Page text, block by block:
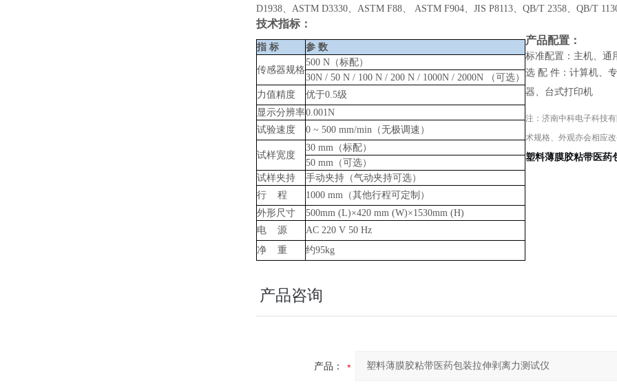
D1938、ASTM D3330、ASTM F88、 ASTM F904、JIS P8113、QB/T 2358、QB/T
技术指标：
指 标 参 数
传感器规格
500 N（标配）
30N / 50 N / 100 N / 200 N / 1000N / 2000N （可选）
力值精度
优于0.5级
显示分辨率0.001N
试验速度
0 ~ 500 mm/min（无极调速）
试样宽度
30 mm（标配）
50 mm（可选）
试样夹持
手动夹持（气动夹持可选）
行
程
1000 mm（其他行程可定制）
外形尺寸
500mm (L)×420 mm (W)×1530mm (H)
电
源
AC 220 V 50 Hz
净
重 约95kg
产品配置：
标准配置：主机、通
选 配 件：计算机、
器、台式打印机
注： 济南中科电子科技
术规格、外观亦会相应
塑料薄膜胶粘带医药
产品咨询
产品：